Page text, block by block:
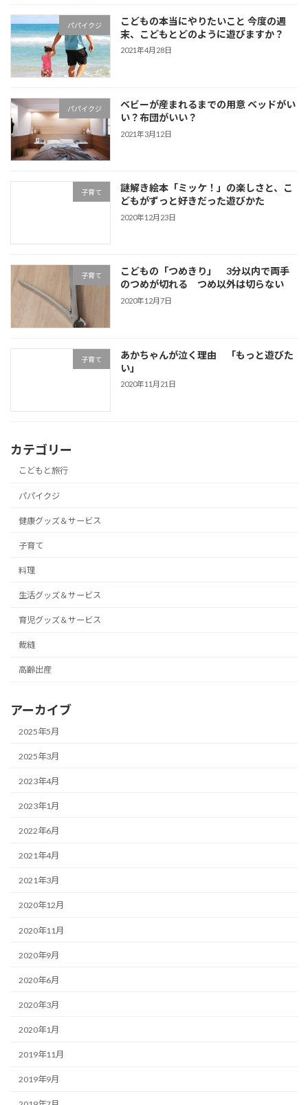
パパイクジ
こどもの本当にやりたいこと 今度の週
末、こどもとどのように遊びますか？
2021年4月28日
パパイクジ
ベビーが産まれるまでの用意 ベッドがい
い？布団がいい？
2021年3月12日
子育て
謎解き絵本「ミッケ！」の楽しさと、こ
どもがずっと好きだった遊びかた
2020年12月23日
子育て
こどもの「つめきり」 3分以内で両手
のつめが切れる つめ以外は切らない
2020年12月7日
子育て
あかちゃんが泣く理由 「もっと遊びた
い」
2020年11月21日
カテゴリー
こどもと旅行
パパイクジ
健康グッズ＆サービス
子育て
料理
生活グッズ＆サービス
育児グッズ＆サービス
裁縫
高齢出産
アーカイブ
2025年5月
2025年3月
2023年4月
2023年1月
2022年6月
2021年4月
2021年3月
2020年12月
2020年11月
2020年9月
2020年6月
2020年3月
2020年1月
2019年11月
2019年9月